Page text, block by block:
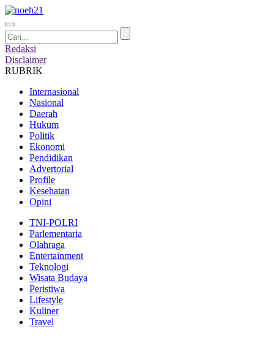
Redaksi
Disclaimer
RUBRIK
Internasional
Nasional
Daerah
Hukum
Politik
Ekonomi
Pendidikan
Advertorial
Profile
Kesehatan
Opini
TNI-POLRI
Parlementaria
Olahraga
Entertainment
Teknologi
Wisata Budaya
Peristiwa
Lifestyle
Kuliner
Travel